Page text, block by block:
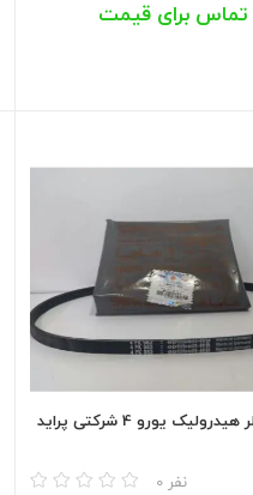
تماس برای قیمت
یورو 4 شرکتی پراید
0 نفر